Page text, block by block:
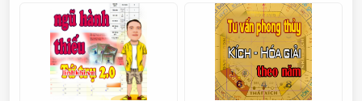
75.000.000₫.là:
30.000.000₫.
là:
800.000₫.
tại
là:
500.000₫.